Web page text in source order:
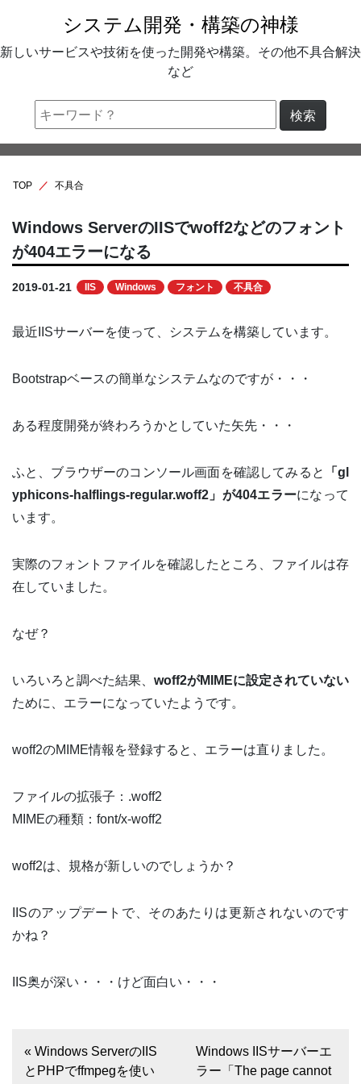
システム開発・構築の神様
新しいサービスや技術を使った開発や構築。その他不具合解決
など
検索
TOP 不具合
Windows ServerのIISでwoff2などのフォント
が404エラーになる
2019-01-21 IIS Windows フォント 不具合
最近IISサーバーを使って、システムを構築しています。
Bootstrapベースの簡単なシステムなのですが・・・
ある程度開発が終わろうかとしていた矢先・・・
ふと、ブラウザーのコンソール画面を確認してみると
「gl
yphicons-halflings-regular.woff2」が404エラーになって
います。
実際のフォントファイルを確認したところ、ファイルは存
在していました。
なぜ？
いろいろと調べた結果、 woff2がMIMEに設定されていない
ために、エラーになっていたようです。
woff2のMIME情報を登録すると、エラーは直りました。
ファイルの拡張子：.woff2
MIMEの種類：font/x-woff2
woff2は、規格が新しいのでしょうか？
IISのアップデートで、そのあたりは更新されないのです
かね？
IIS奥が深い・・・けど面白い・・・
« Windows ServerのIIS
とPHPでffmpegを使い
Windows IISサーバーエ
ラー「The page cannot